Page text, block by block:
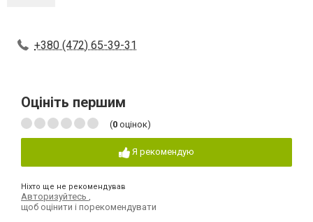
+380 (472) 65-39-31
Оцініть першим
(0 оцінок)
Я рекомендую
Ніхто ще не рекомендував
Авторизуйтесь
щоб оцінити і порекомендувати